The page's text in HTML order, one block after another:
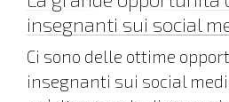
insegnanti sui social
Ci sono delle ottime
insegnanti sui social